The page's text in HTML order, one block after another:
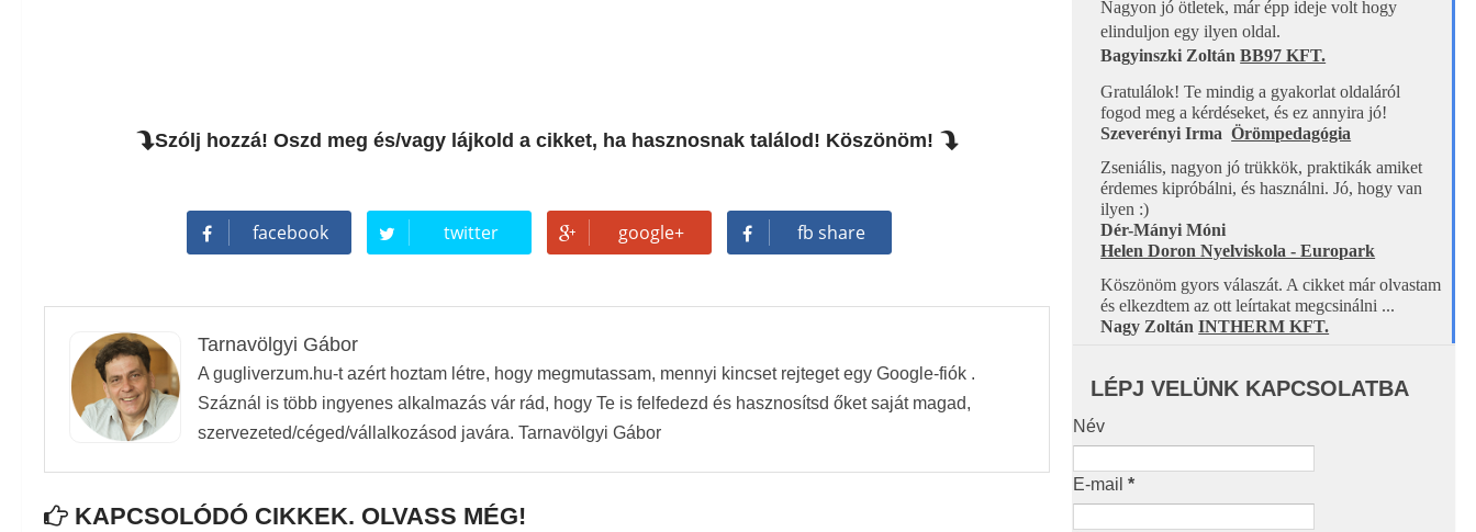
Szólj hozzá! Oszd meg és/vagy lájkold a cikket, ha hasznosnak találod! Köszönöm!
facebook twitter google+ fb share
Tarnavölgyi Gábor
A gugliverzum.hu-t azért hoztam létre, hogy megmutassam, mennyi kincset rejteget egy Google-fiók .
Száznál is több ingyenes alkalmazás vár rád, hogy Te is felfedezd és hasznosítsd őket saját magad,
szervezeted/céged/vállalkozásod javára. Tarnavölgyi Gábor
KAPCSOLÓDÓ CIKKEK. OLVASS MÉG!
Nagyon jó ötletek, már épp ideje volt hogy
elinduljon egy ilyen oldal.
Bagyinszki Zoltán BB97 KFT.
Gratulálok! Te mindig a gyakorlat oldaláról
fogod meg a kérdéseket, és ez annyira jó!
Szeverényi Irma Örömpedagógia
Zseniális, nagyon jó trükkök, praktikák amiket
érdemes kipróbálni, és használni. Jó, hogy van
ilyen :)
Dér-Mányi Móni
Helen Doron Nyelviskola - Europark
Köszönöm gyors válaszát. A cikket már olvastam
és elkezdtem az ott leírtakat megcsinálni ...
Nagy Zoltán INTHERM KFT.
LÉPJ VELÜNK KAPCSOLATBA
Név
E-mail *